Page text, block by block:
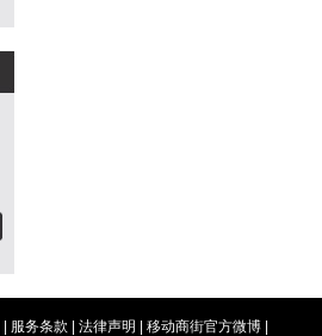
服务条款 法律声明 移动商街官方微博